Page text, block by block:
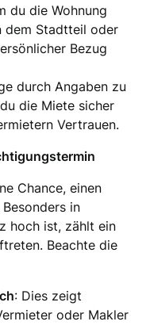
du die Wohnung
dem Stadtteil oder
Bezug
durch Angaben zu
die Miete sicher
Vertrauen.
Chance, einen
in
hoch ist, zählt ein
Beachte die
: Dies zeigt
oder Makler